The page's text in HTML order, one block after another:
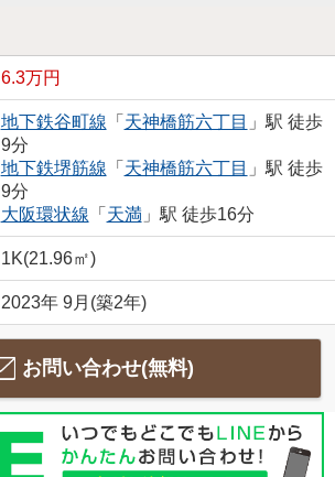
6.3万円
地下鉄谷町線 「 天神橋筋六丁目 」駅 徒歩
9分
地下鉄堺筋線 「 天神橋筋六丁目 」駅 徒歩
9分
大阪環状線 「 天満」駅 徒歩16分
1K(21.96㎡)
2023年 9月(築2年)
お問い合わせ(無料)